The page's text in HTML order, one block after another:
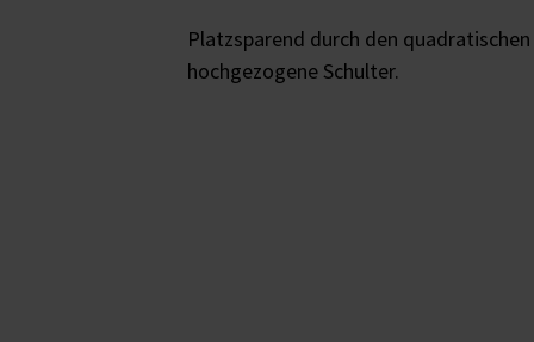
Platzsparend durch den
hochgezogene Schulter.